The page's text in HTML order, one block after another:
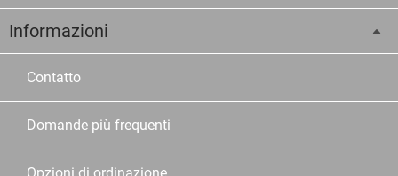
Informazioni
Contatto
Domande più frequenti